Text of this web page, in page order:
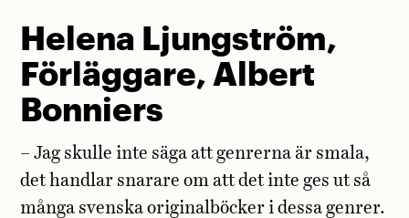
Helena Ljungström,
Förläggare, Albert
Bonniers
– Jag skulle inte säga att genrerna är smala,
det handlar snarare om att det inte ges ut så
många svenska originalböcker i dessa genrer.